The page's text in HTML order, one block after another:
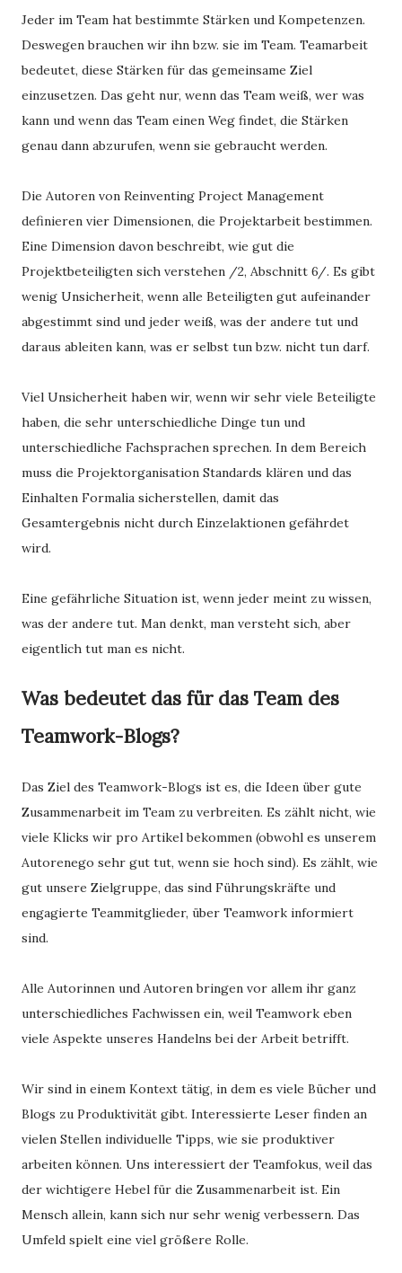
Jeder im Team hat bestimmte Stärken und Kompetenzen.
Deswegen brauchen wir ihn bzw. sie im Team. Teamarbeit
bedeutet, diese Stärken für das gemeinsame Ziel
einzusetzen. Das geht nur, wenn das Team weiß, wer was
kann und wenn das Team einen Weg findet, die Stärken
genau dann abzurufen, wenn sie gebraucht werden.
Die Autoren von Reinventing Project Management
definieren vier Dimensionen, die Projektarbeit bestimmen.
Eine Dimension davon beschreibt, wie gut die
Projektbeteiligten sich verstehen /2, Abschnitt 6/. Es gibt
wenig Unsicherheit, wenn alle Beteiligten gut aufeinander
abgestimmt sind und jeder weiß, was der andere tut und
daraus ableiten kann, was er selbst tun bzw. nicht tun darf.
Viel Unsicherheit haben wir, wenn wir sehr viele Beteiligte
haben, die sehr unterschiedliche Dinge tun und
unterschiedliche Fachsprachen sprechen. In dem Bereich
muss die Projektorganisation Standards klären und das
Einhalten Formalia sicherstellen, damit das
Gesamtergebnis nicht durch Einzelaktionen gefährdet
wird.
Eine gefährliche Situation ist, wenn jeder meint zu wissen,
was der andere tut. Man denkt, man versteht sich, aber
eigentlich tut man es nicht.
Was bedeutet das für das Team des
Teamwork-Blogs?
Das Ziel des Teamwork-Blogs ist es, die Ideen über gute
Zusammenarbeit im Team zu verbreiten. Es zählt nicht, wie
viele Klicks wir pro Artikel bekommen (obwohl es unserem
Autorenego sehr gut tut, wenn sie hoch sind). Es zählt, wie
gut unsere Zielgruppe, das sind Führungskräfte und
engagierte Teammitglieder, über Teamwork informiert
sind.
Alle Autorinnen und Autoren bringen vor allem ihr ganz
unterschiedliches Fachwissen ein, weil Teamwork eben
viele Aspekte unseres Handelns bei der Arbeit betrifft.
Wir sind in einem Kontext tätig, in dem es viele Bücher und
Blogs zu Produktivität gibt. Interessierte Leser finden an
vielen Stellen individuelle Tipps, wie sie produktiver
arbeiten können. Uns interessiert der Teamfokus, weil das
der wichtigere Hebel für die Zusammenarbeit ist. Ein
Mensch allein, kann sich nur sehr wenig verbessern. Das
Umfeld spielt eine viel größere Rolle.